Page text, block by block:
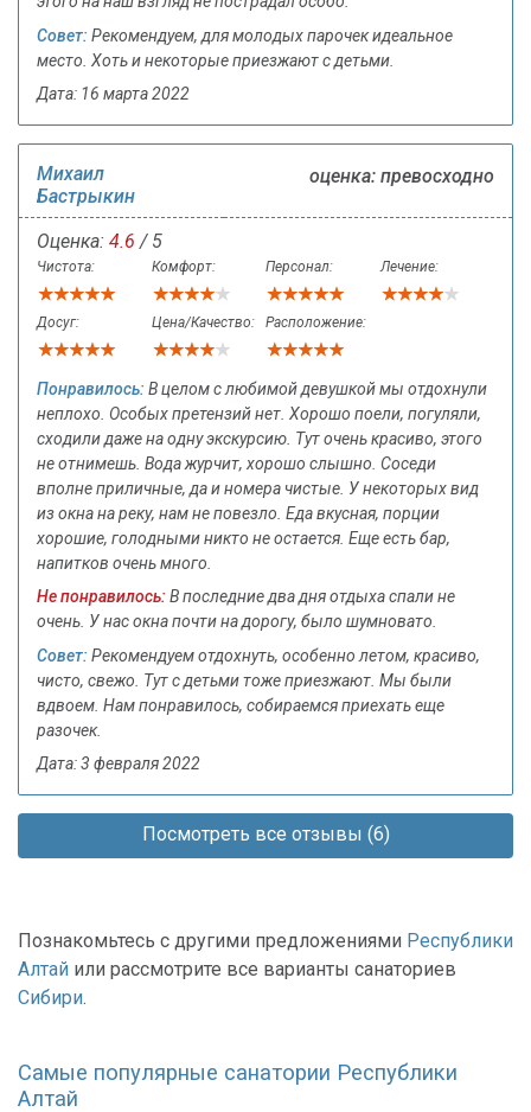
Совет: Рекомендуем, для молодых парочек идеальное
место. Хоть и некоторые приезжают с детьми.
Дата: 16 марта 2022
Михаил
Бастрыкин
оценка: превосходно
Оценка: 4.6 / 5
Чистота: Комфорт: Персонал: Лечение:
Досуг: Цена/Качество: Расположение:
Понравилось: В целом с любимой девушкой мы отдохнули
неплохо. Особых претензий нет. Хорошо поели, погуляли,
сходили даже на одну экскурсию. Тут очень красиво, этого
не отнимешь. Вода журчит, хорошо слышно. Соседи
вполне приличные, да и номера чистые. У некоторых вид
из окна на реку, нам не повезло. Еда вкусная, порции
хорошие, голодными никто не остается. Еще есть бар,
напитков очень много.
Не понравилось: В последние два дня отдыха спали не
очень. У нас окна почти на дорогу, было шумновато.
Совет: Рекомендуем отдохнуть, особенно летом, красиво,
чисто, свежо. Тут с детьми тоже приезжают. Мы были
вдвоем. Нам понравилось, собираемся приехать еще
разочек.
Дата: 3 февраля 2022
Посмотреть все отзывы (6)
Познакомьтесь с другими предложениями Республики
Алтай или рассмотрите все варианты санаториев
Сибири.
Самые популярные санатории Республики
Алтай